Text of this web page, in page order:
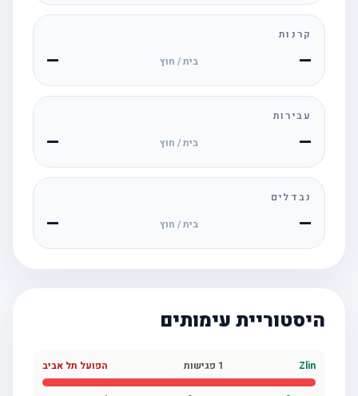
קרנות
— בית / חוץ —
עבירות
— בית / חוץ —
נבדלים
— בית / חוץ —
היסטוריית עימותים
Zlin פגישות הפועל תל אביב